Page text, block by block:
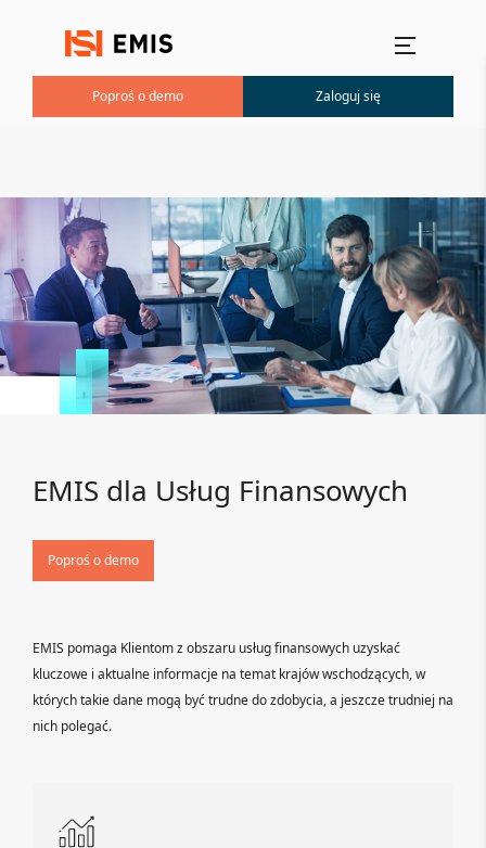
Poproś o demo Zaloguj się
EMIS dla Usług Finansowych
Poproś o demo
EMIS pomaga Klientom z obszaru usług finansowych uzyskać
kluczowe i aktualne informacje na temat krajów wschodzących, w
których takie dane mogą być trudne do zdobycia, a jeszcze trudniej na
nich polegać.